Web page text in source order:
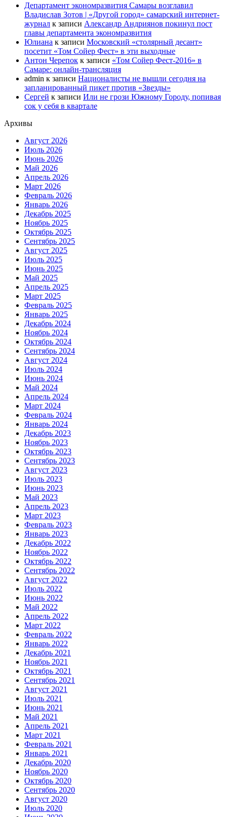
Департамент экономразвития Самары возглавил
Владислав Зотов | «Другой город» самарский интернет-
журнал к записи Александр Андриянов покинул пост
главы департамента экономразвития
Юлиана к записи Московский «столярный десант»
посетит «Том Сойер Фест» в эти выходные
Антон Черепок к записи «Том Сойер Фест-2016» в
Самаре: онлайн-трансляция
admin к записи Националисты не вышли сегодня на
запланированный пикет против «Звезды»
Сергей к записи Или не грози Южному Городу, попивая
сок у себя в квартале
Архивы
Август 2026
Июль 2026
Июнь 2026
Май 2026
Апрель 2026
Март 2026
Февраль 2026
Январь 2026
Декабрь 2025
Ноябрь 2025
Октябрь 2025
Сентябрь 2025
Август 2025
Июль 2025
Июнь 2025
Май 2025
Апрель 2025
Март 2025
Февраль 2025
Январь 2025
Декабрь 2024
Ноябрь 2024
Октябрь 2024
Сентябрь 2024
Август 2024
Июль 2024
Июнь 2024
Май 2024
Апрель 2024
Март 2024
Февраль 2024
Январь 2024
Декабрь 2023
Ноябрь 2023
Октябрь 2023
Сентябрь 2023
Август 2023
Июль 2023
Июнь 2023
Май 2023
Апрель 2023
Март 2023
Февраль 2023
Январь 2023
Декабрь 2022
Ноябрь 2022
Октябрь 2022
Сентябрь 2022
Август 2022
Июль 2022
Июнь 2022
Май 2022
Апрель 2022
Март 2022
Февраль 2022
Январь 2022
Декабрь 2021
Ноябрь 2021
Октябрь 2021
Сентябрь 2021
Август 2021
Июль 2021
Июнь 2021
Май 2021
Апрель 2021
Март 2021
Февраль 2021
Январь 2021
Декабрь 2020
Ноябрь 2020
Октябрь 2020
Сентябрь 2020
Август 2020
Июль 2020